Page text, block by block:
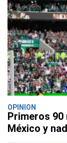
OPINION
Primeros
México y